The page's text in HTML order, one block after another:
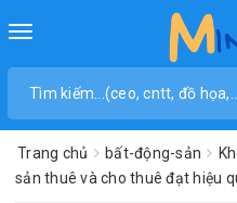
Toggle
Trang chủ bất-động-sản
sản thuê và cho thuê đạt hiệu